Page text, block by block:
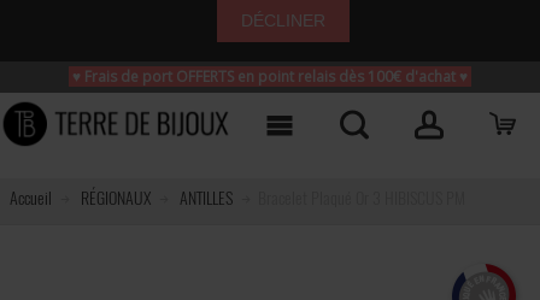
DÉCLINER
♥ Frais de port OFFERTS en point relais dès 100€ d'achat ♥
Accueil RÉGIONAUX ANTILLES